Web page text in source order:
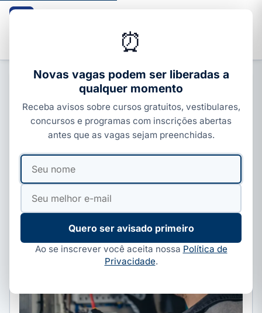
SENAI Açailândia abre 35 vagas
gratuitas em Técnico de Segurança
do Trabalho: inscrições até 30/06
PorPaloma Guedes
⏰
Novas vagas podem ser liberadas a
qualquer momento
Receba avisos sobre cursos gratuitos, vestibulares,
concursos e programas com inscrições abertas
antes que as vagas sejam preenchidas.
Seu
nome
Seu
mail
Quero ser avisado primeiro
Ao se inscrever você aceita nossa Política de
Privacidade.